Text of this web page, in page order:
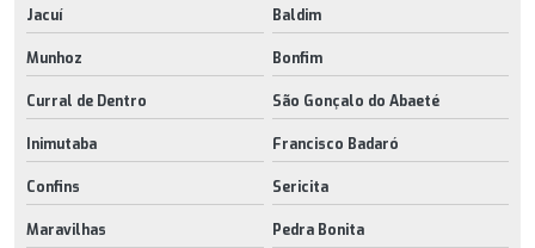
Jacuí Baldim
Munhoz Bonfim
Curral de Dentro São Gonçalo do Abaeté
Inimutaba Francisco Badaró
Confins Sericita
Maravilhas Pedra Bonita